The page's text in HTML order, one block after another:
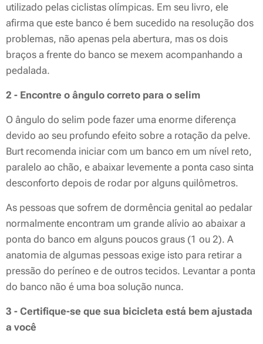
utilizado pelas ciclistas olímpicas. Em seu livro, ele
afirma que este banco é bem sucedido na resolução dos
problemas, não apenas pela abertura, mas os dois
braços a frente do banco se mexem acompanhando a
pedalada.
2 - Encontre o ângulo correto para o selim
O ângulo do selim pode fazer uma enorme diferença
devido ao seu profundo efeito sobre a rotação da pelve.
Burt recomenda iniciar com um banco em um nível reto,
paralelo ao chão, e abaixar levemente a ponta caso sinta
desconforto depois de rodar por alguns quilômetros.
As pessoas que sofrem de dormência genital ao pedalar
normalmente encontram um grande alívio ao abaixar a
ponta do banco em alguns poucos graus (1 ou 2). A
anatomia de algumas pessoas exige isto para retirar a
pressão do períneo e de outros tecidos. Levantar a ponta
do banco não é uma boa solução nunca.
3 - Certifique-se que sua bicicleta está bem ajustada
a você